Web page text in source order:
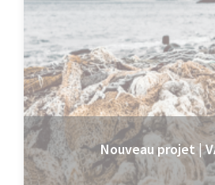
Nouveau projet |